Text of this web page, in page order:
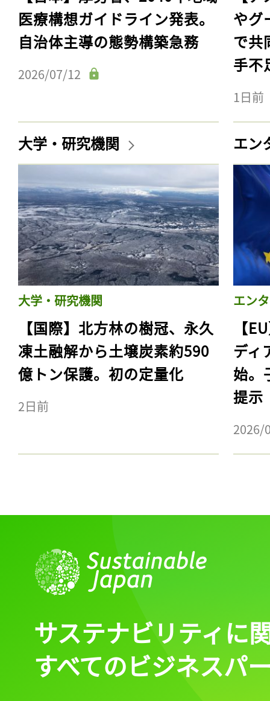
医療構想ガイドライン発表。
自治体主導の態勢構築急務
2026/07/12
やグ
で共
手不
1日前
大学・研究機関
大学・研究機関
【国際】北方林の樹冠、永久
凍土融解から土壌炭素約590
億トン保護。初の定量化
2日前
エン
エン
【
ディ
始。
提示
2026/
サステナビリティに
すべてのビジネスパ